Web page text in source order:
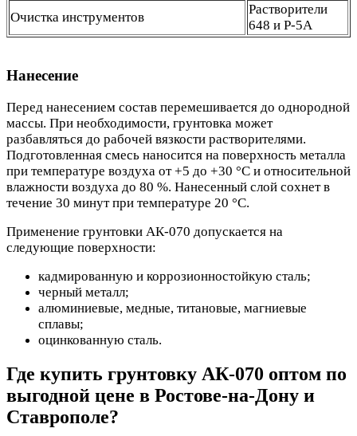
Очистка инструментов
Растворители
648 и Р-5А
Нанесение
Перед нанесением состав перемешивается до однородной
массы. При необходимости, грунтовка может
разбавляться до рабочей вязкости растворителями.
Подготовленная смесь наносится на поверхность металла
при температуре воздуха от +5 до +30 °С и относительной
влажности воздуха до 80 %. Нанесенный слой сохнет в
течение 30 минут при температуре 20 °С.
Применение грунтовки АК-070 допускается на
следующие поверхности:
кадмированную и коррозионностойкую сталь;
черный металл;
алюминиевые, медные, титановые, магниевые
сплавы;
оцинкованную сталь.
Где купить грунтовку АК-070 оптом по
выгодной цене в Ростове-на-Дону и
Ставрополе?